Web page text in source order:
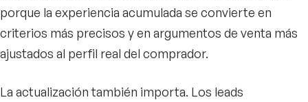
porque la experiencia acumulada se convierte en
criterios más precisos y en argumentos de venta más
ajustados al perfil real del comprador.
La actualización también importa. Los leads